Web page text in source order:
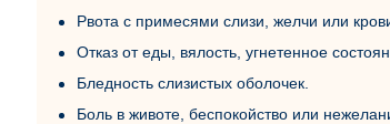
Рвота с примесями слизи, желчи или
Отказ от еды, вялость, угнетенное
Бледность слизистых оболочек.
Боль в животе, беспокойство или